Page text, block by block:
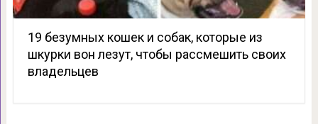
19 безумных кошек и собак, которые из
шкурки вон лезут, чтобы рассмешить своих
владельцев